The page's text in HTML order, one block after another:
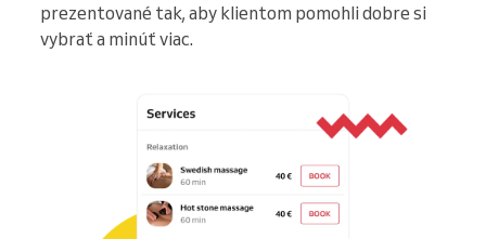
prezentované tak, aby klientom pomohli dobre si
vybrať a minúť viac.